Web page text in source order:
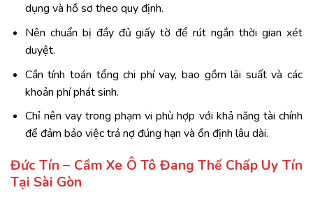
dụng và hồ sơ theo quy định.
Nên chuẩn bị đầy đủ giấy tờ để rút ngắn thời gian xét
duyệt.
Cần tính toán tổng chi phí vay, bao gồm lãi suất và các
khoản phí phát sinh.
Chỉ nên vay trong phạm vi phù hợp với khả năng tài chính
để đảm bảo việc trả nợ đúng hạn và ổn định lâu dài.
Đức Tín – Cầm Xe Ô Tô Đang Thế Chấp Uy Tín
Tại Sài Gòn